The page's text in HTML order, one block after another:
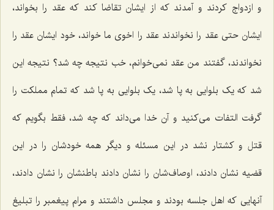
و ازدواج کردند و آمدند که از ایشان تقاضا کند که عقد را بخواند،
ایشان حتی عقد را نخواندند عقد را اخوی ما خواند، خود ایشان عقد را
نخواندند، گفتند من عقد نمی‌خوانم، خب نتیجه چه شد؟ نتیجه این
شد که یک بلوایی به پا شد، یک بلوایی به پا شد که تمام مملکت را
گرفت التفات می‌کنید و آن خدا می‌داند که چه شد، فقط بگویم که
قتل و کشتار نشد در این مسئله و دیگر همه خودشان را در این
قضیه نشان دادند، اوصاف‌شان را نشان دادند باطنشان را نشان دادند،
آنهایی که اهل جلسه بودند و مجلس داشتند و مرام پیغمبر را تبلیغ